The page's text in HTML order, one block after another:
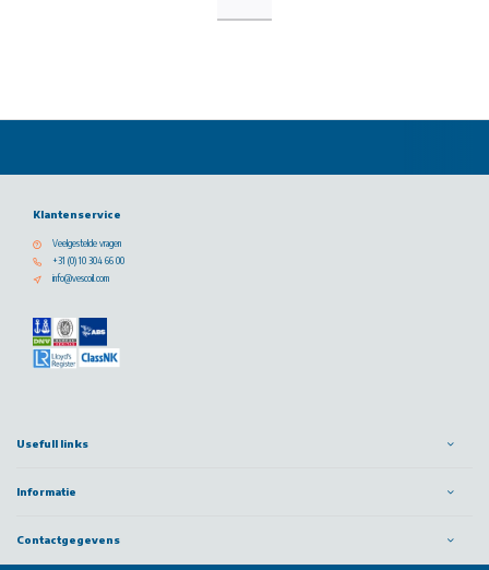
Klantenservice
Veelgestelde vragen
+31 (0) 10 304 66 00
info@vescoil.com
Usefull links
Informatie
Contactgegevens